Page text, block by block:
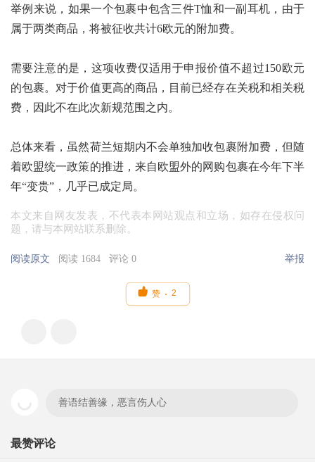
举例来说，如果一个包裹中包含三件T恤和一副耳机，由于
属于两类商品，将被征收共计6欧元的附加费。
需要注意的是，这项收费仅适用于申报价值不超过150欧元
的包裹。对于价值更高的商品，目前已经存在关税和相关税
费，因此不在此次新规范围之内。
总体来看，虽然荷兰短期内不会单独加收包裹附加费，但随
着欧盟统一政策的推进，来自欧盟外的网购包裹在今年下半
年“变贵”，几乎已成定局。
本文来自网友发表，不代表本网站观点和立场，如存在侵权问
题，请与本网站联系删除。
阅读原文 阅读 1684 评论 0 举报
 赞 2
善语结善缘，恶言伤人心
最赞评论